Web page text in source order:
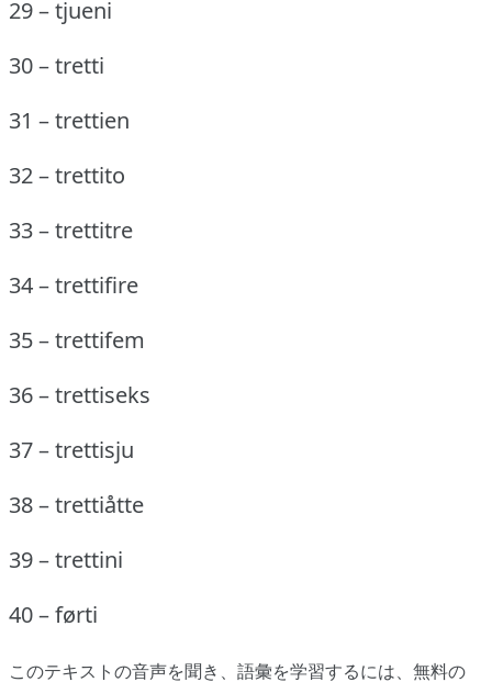
29 – tjueni
30 – tretti
31 – trettien
32 – trettito
33 – trettitre
34 – trettifire
35 – trettifem
36 – trettiseks
37 – trettisju
38 – trettiåtte
39 – trettini
40 – førti
このテキストの音声を聞き、語彙を学習するには、 無料の